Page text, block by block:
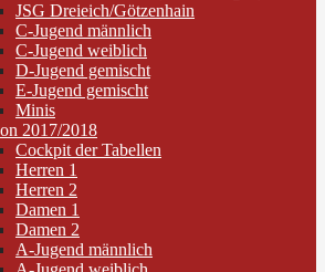
JSG Dreieich/Götzenhain
C-Jugend männlich
C-Jugend weiblich
D-Jugend gemischt
E-Jugend gemischt
Minis
2017/2018
Cockpit der Tabellen
Herren 1
Herren 2
Damen 1
Damen 2
A-Jugend männlich